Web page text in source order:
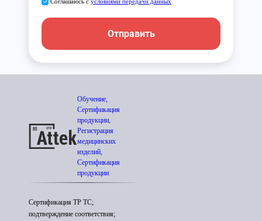
Отправить
Обучение,
Сертификация
продукции,
Регистрация
медицинских
изделий,
Сертификация
продукции
Сертификация ТР ТС;
подтверждение соответствия;